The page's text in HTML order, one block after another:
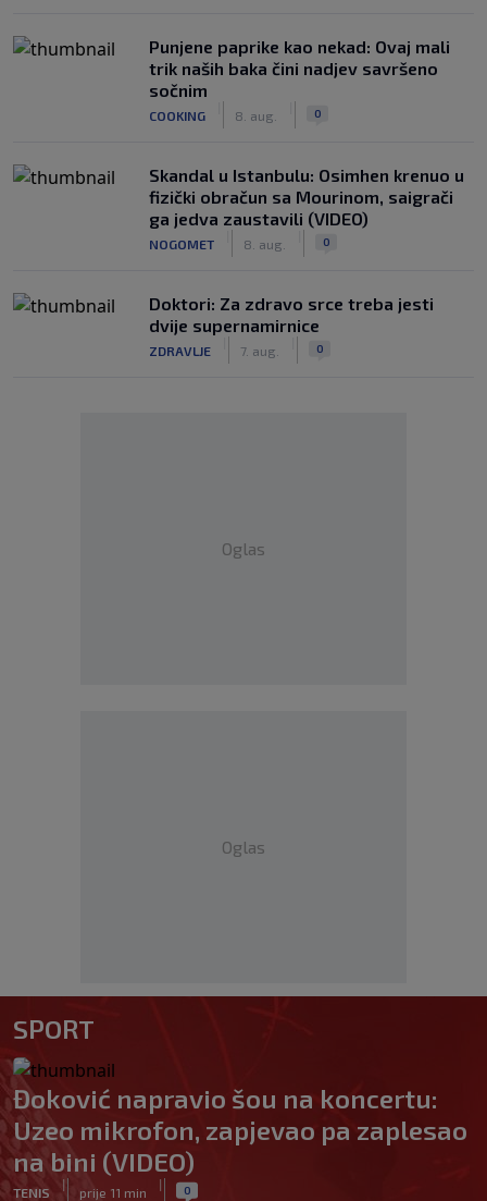
Punjene paprike kao nekad: Ovaj mali
trik naših baka čini nadjev savršeno
sočnim
COOKING 8. aug. 0
Skandal u Istanbulu: Osimhen krenuo u
fizički obračun sa Mourinom, saigrači
ga jedva zaustavili (VIDEO)
NOGOMET 8. aug. 0
Doktori: Za zdravo srce treba jesti
dvije supernamirnice
ZDRAVLJE 7. aug. 0
Oglas
Oglas
SPORT
Đoković napravio šou na koncertu:
Uzeo mikrofon, zapjevao pa zaplesao
na bini (VIDEO)
TENIS
|
prije 11 min
| 0